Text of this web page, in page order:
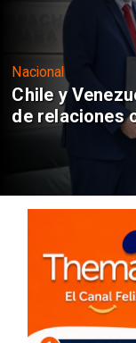
Nacional
Chile y
de relaciones